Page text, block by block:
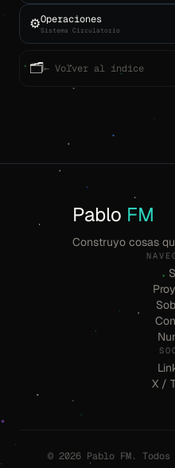
⚙️Operaciones
Sistema Circulatorio
🗂← Volver al índice
Pablo FM
Construyo cosas
X /
© 2026 Pablo FM.